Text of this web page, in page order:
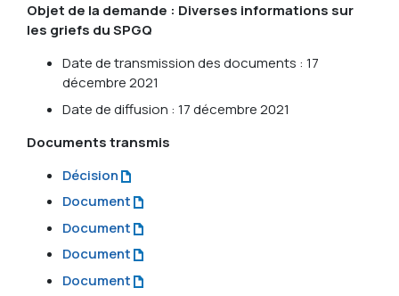
Objet de la demande : Diverses informations sur
les griefs du SPGQ
Date de transmission des documents : 17
décembre 2021
Date de diffusion : 17 décembre 2021
Documents transmis
Décision
Document
Document
Document
Document